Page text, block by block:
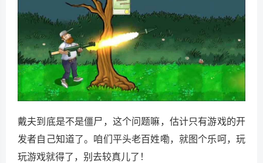
戴夫到底是不是僵尸，这个问题嘛，估计只有游戏的开
发者自己知道了。咱们平头老百姓嘞，就图个乐呵，玩
玩游戏就得了，别去较真儿了！